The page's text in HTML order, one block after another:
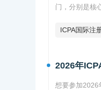
门，分别是核
ICPA国际注
2026年
想要参加2026